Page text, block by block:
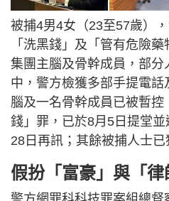
被捕4男4女（23至57歲）
「洗黑錢」及「管有危險
集團主腦及骨幹成員，部分
中，警方檢獲多部手提電
腦及一名骨幹成員已被暫
錢」罪，已於8月5日提堂
28日再訊；其餘被捕人士已
假扮「富豪」與「